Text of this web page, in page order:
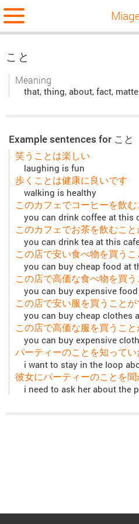
こと
Meaning
that, thing, about, fact,
Example sentences for こと
笑うことは楽しい
laughing is fun
歩くことは健康に良いです
walking is healthy
このカフェでコーヒーを飲
you can drink coffee at this
このカフェでお茶を飲むこ
you can drink tea at this
この店で安い食べ物を買う
you can buy cheap food at
この店で高価な食べ物を買
you can buy expensive
この店で安い服を買うこと
you can buy cheap clothes
この店で高価な服を買うこ
you can buy expensive
パーティーのことを知ってい
i want to stay in the loop
彼女にパーティーのことを聞
i need to ask her about the